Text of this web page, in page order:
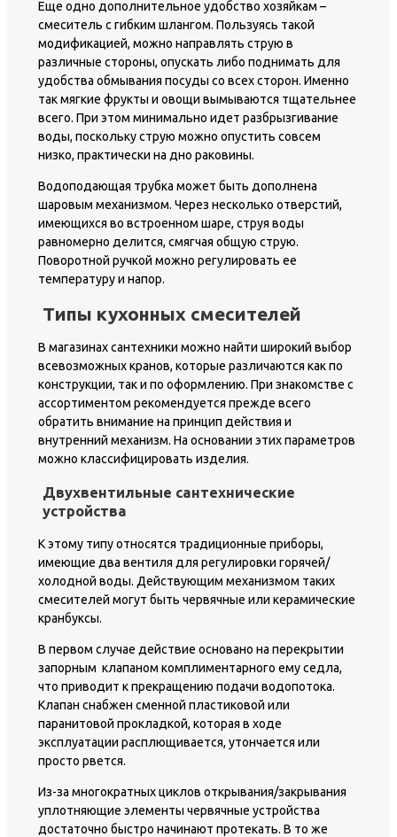
Еще одно дополнительное удобство хозяйкам –
смеситель с гибким шлангом. Пользуясь такой
модификацией, можно направлять струю в
различные стороны, опускать либо поднимать для
удобства обмывания посуды со всех сторон. Именно
так мягкие фрукты и овощи вымываются тщательнее
всего. При этом минимально идет разбрызгивание
воды, поскольку струю можно опустить совсем
низко, практически на дно раковины.
Водоподающая трубка может быть дополнена
шаровым механизмом. Через несколько отверстий,
имеющихся во встроенном шаре, струя воды
равномерно делится, смягчая общую струю.
Поворотной ручкой можно регулировать ее
температуру и напор.
Типы кухонных смесителей
В магазинах сантехники можно найти широкий выбор
всевозможных кранов, которые различаются как по
конструкции, так и по оформлению. При знакомстве с
ассортиментом рекомендуется прежде всего
обратить внимание на принцип действия и
внутренний механизм. На основании этих параметров
можно классифицировать изделия.
Двухвентильные сантехнические
устройства
К этому типу относятся традиционные приборы,
имеющие два вентиля для регулировки горячей/
холодной воды. Действующим механизмом таких
смесителей могут быть червячные или керамические
кранбуксы.
В первом случае действие основано на перекрытии
запорным клапаном комплиментарного ему седла,
что приводит к прекращению подачи водопотока.
Клапан снабжен сменной пластиковой или
паранитовой прокладкой, которая в ходе
эксплуатации расплющивается, утончается или
просто рвется.
Из-за многократных циклов открывания/закрывания
уплотняющие элементы червячные устройства
достаточно быстро начинают протекать. В то же